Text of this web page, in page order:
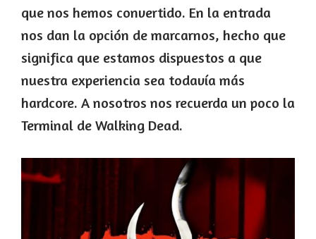
que nos hemos convertido. En la entrada
nos dan la opción de marcarnos, hecho que
significa que estamos dispuestos a que
nuestra experiencia sea todavía más
hardcore. A nosotros nos recuerda un poco la
Terminal de Walking Dead.